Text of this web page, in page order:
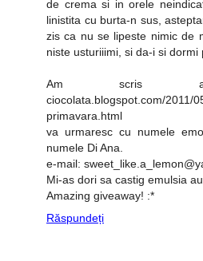
de crema si in orele
linistita cu burta-n sus,
zis ca nu se lipeste nimic de
niste usturiiimi, si da-i si dormi
Am scris aici
ciocolata.blogspot.com/2011/
primavara.html
va urmaresc cu numele
numele Di Ana.
e-mail:
Mi-as dori sa castig emulsia
Amazing giveaway! :*
Răspundeți